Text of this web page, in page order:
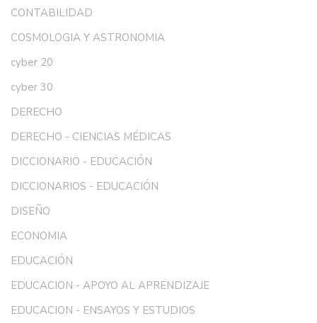
CONTABILIDAD
COSMOLOGIA Y ASTRONOMIA
cyber 20
cyber 30
DERECHO
DERECHO - CIENCIAS MÉDICAS
DICCIONARIO - EDUCACIÓN
DICCIONARIOS - EDUCACIÓN
DISEÑO
ECONOMIA
EDUCACIÓN
EDUCACION - APOYO AL APRENDIZAJE
EDUCACION - ENSAYOS Y ESTUDIOS